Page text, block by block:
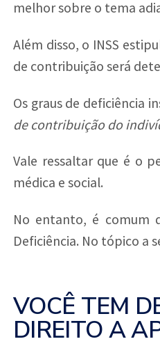
melhor sobre o tema
Além disso, o INSS
de contribuição será
Os graus de deficiência
de contribuição do
Vale ressaltar que é o
médica e social.
No entanto, é comum
Deficiência. No tópico a
VOCÊ TEM
DIREITO A